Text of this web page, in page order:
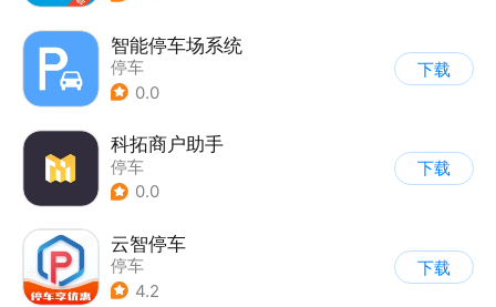
智能停车场系统
停车
0.0
下载
科拓商户助手
停车
0.0
下载
云智停车
停车
4.2
下载